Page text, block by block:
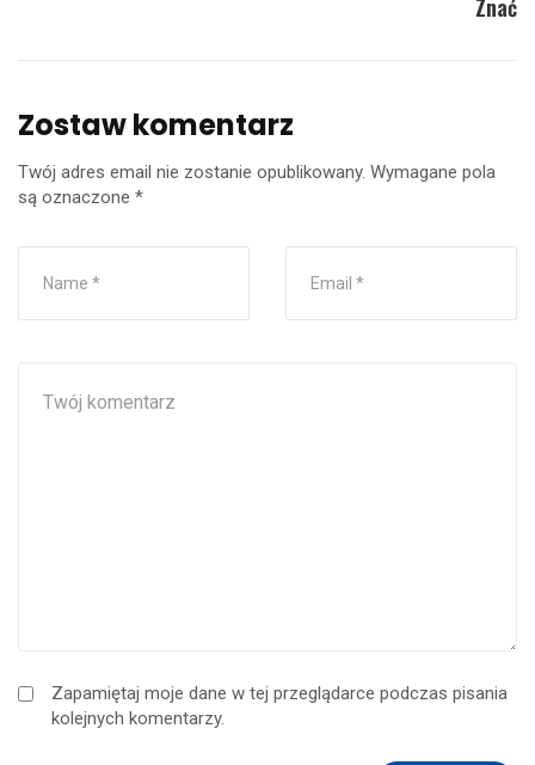
Znać
Zostaw komentarz
Twój adres email nie zostanie opublikowany. Wymagane pola
są oznaczone *
Zapamiętaj moje dane w tej przeglądarce podczas pisania
kolejnych komentarzy.